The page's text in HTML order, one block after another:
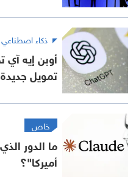
ذكاء اصطناعي
تمويل جديدة
خاص
أميركا"؟